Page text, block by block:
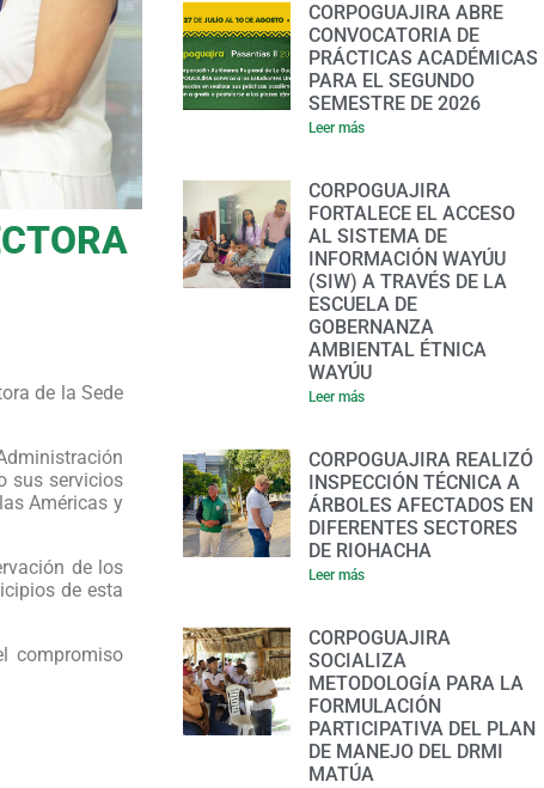
de la Sede
sus servicios
Américas y
de los
de esta
compromiso
CORPOGUAJIRA ABRE
CONVOCATORIA DE
PRÁCTICAS ACADÉMICAS
PARA EL SEGUNDO
SEMESTRE DE 2026
Leer más
CORPOGUAJIRA
FORTALECE EL ACCESO
AL SISTEMA DE
INFORMACIÓN WAYÚU
(SIW) A TRAVÉS DE LA
ESCUELA DE
GOBERNANZA
AMBIENTAL ÉTNICA
WAYÚU
Leer más
CORPOGUAJIRA REALIZÓ
INSPECCIÓN TÉCNICA A
ÁRBOLES AFECTADOS EN
DIFERENTES SECTORES
DE RIOHACHA
Leer más
CORPOGUAJIRA
SOCIALIZA
METODOLOGÍA PARA LA
FORMULACIÓN
PARTICIPATIVA DEL PLAN
DE MANEJO DEL DRMI
MATÚA